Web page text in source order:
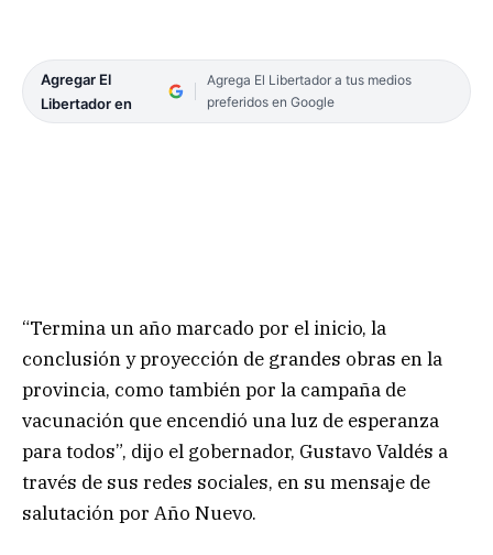
Agregar El
Libertador en
Agrega El Libertador a tus medios
preferidos en Google
“Termina un año marcado por el inicio, la
conclusión y proyección de grandes obras en la
provincia, como también por la campaña de
vacunación que encendió una luz de esperanza
para todos”, dijo el gobernador, Gustavo Valdés a
través de sus redes sociales, en su mensaje de
salutación por Año Nuevo.